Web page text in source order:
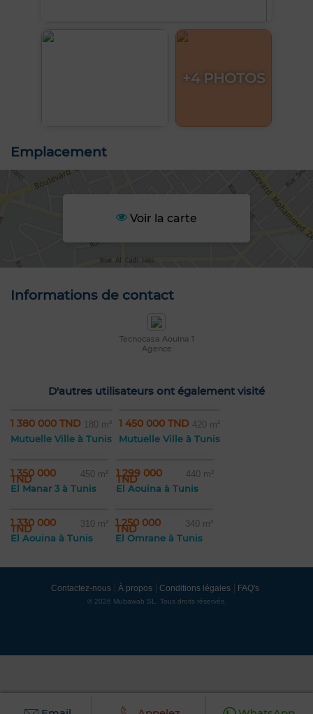
+4 PHOTOS
Emplacement
Voir la carte
Informations de contact
Tecnocasa Aouina 1
Agence
D'autres utilisateurs ont également visité
1 380 000 TND 180 m²
Mutuelle Ville à Tunis
1 450 000 TND 420 m²
Mutuelle Ville à Tunis
1 350 000
TND 450 m²
El Manar 3 à Tunis
1 299 000
TND 440 m²
El Aouina à Tunis
1 330 000
TND 310 m²
El Aouina à Tunis
1 250 000
TND 340 m²
El Omrane à Tunis
Contactez-nous À propos Conditions légales FAQ's
© 2026 Mubawab SL. Tous droits réservés.